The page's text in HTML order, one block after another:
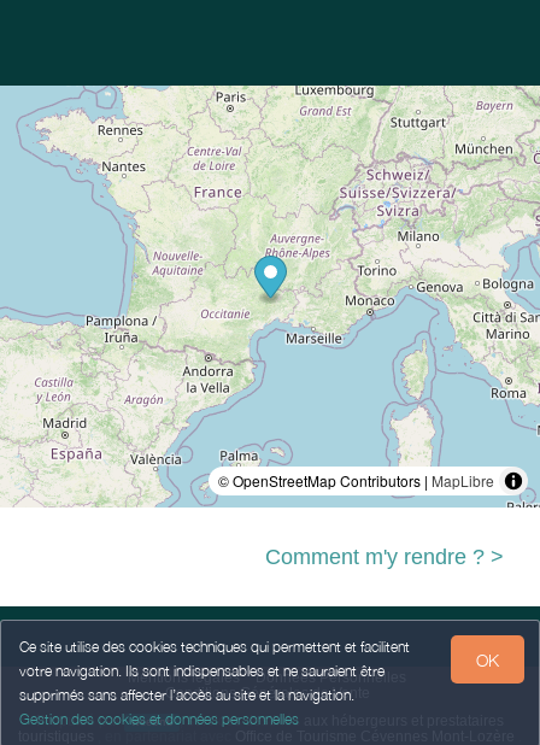
Ce site utilise des cookies techniques qui permettent et facilitent
votre navigation. Ils sont indispensables et ne sauraient être
supprimés sans affecter l’accès au site et la navigation.
Gestion des cookies et données personnelles
OK
© OpenStreetMap Contributors | MapLibre
Comment m'y rendre ? >
Mentions légales
Données Personnelles
Conditions Générales de Vente
Propulsé par weebnb ,services destinés